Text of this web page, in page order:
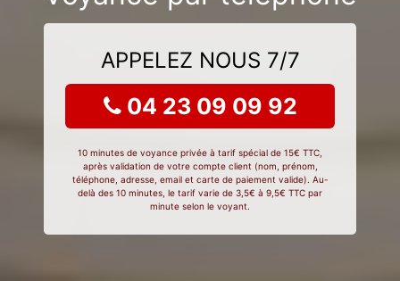
APPELEZ NOUS 7/7
04 23 09 09 92
10 minutes de voyance privée à tarif spécial de 15€ TTC,
après validation de votre compte client (nom, prénom,
téléphone, adresse, email et carte de paiement valide). Au-
delà des 10 minutes, le tarif varie de 3,5€ à 9,5€ TTC par
minute selon le voyant.